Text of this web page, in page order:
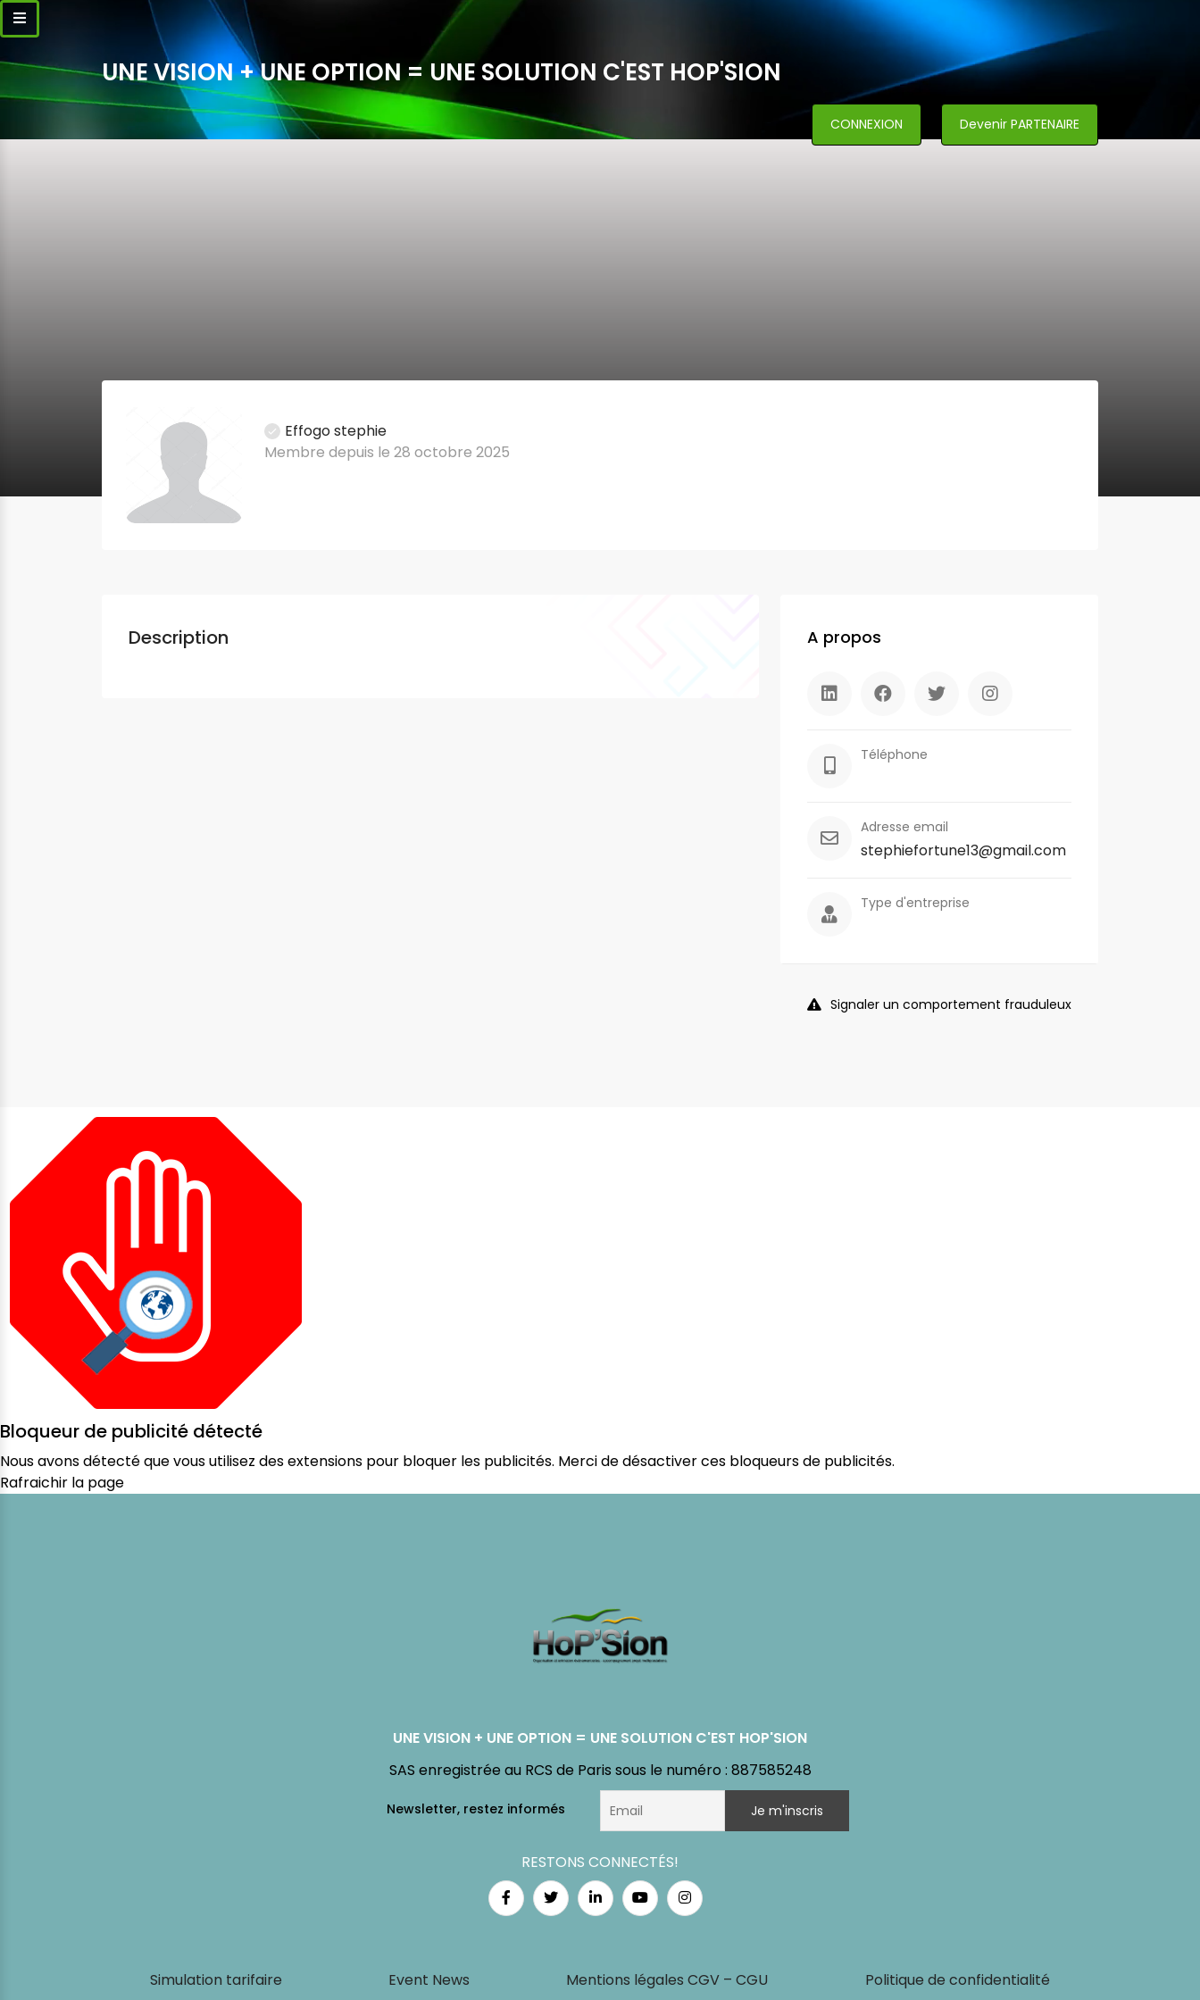
UNE VISION + UNE OPTION = UNE SOLUTION C'EST HOP'SION
CONNEXION Devenir PARTENAIRE
Effogo stephie
Membre depuis le 28 octobre 2025
Description A propos
Téléphone
Adresse email
stephiefortune13@gmail.com
Type d'entreprise
Signaler un comportement frauduleux
Bloqueur de publicité détecté
Nous avons détecté que vous utilisez des extensions pour bloquer les publicités. Merci de désactiver ces bloqueurs de publicités.
Rafraichir la page
UNE VISION + UNE OPTION = UNE SOLUTION C'EST HOP'SION
SAS enregistrée au RCS de Paris sous le numéro : 887585248
RESTONS CONNECTÉS!
Simulation tarifaire Event News Mentions légales CGV – CGU Politique de confidentialité